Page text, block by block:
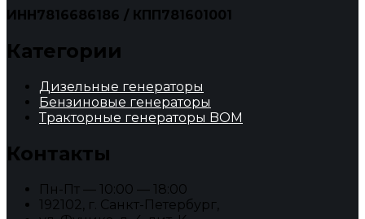
ИНН7816686186 / КПП781601001
Категории
Дизельные генераторы
Бензиновые генераторы
Тракторные генераторы BOM
Контакты
Пн-Пт — 10:00 — 18:00
192102, г. Санкт-Петербург,